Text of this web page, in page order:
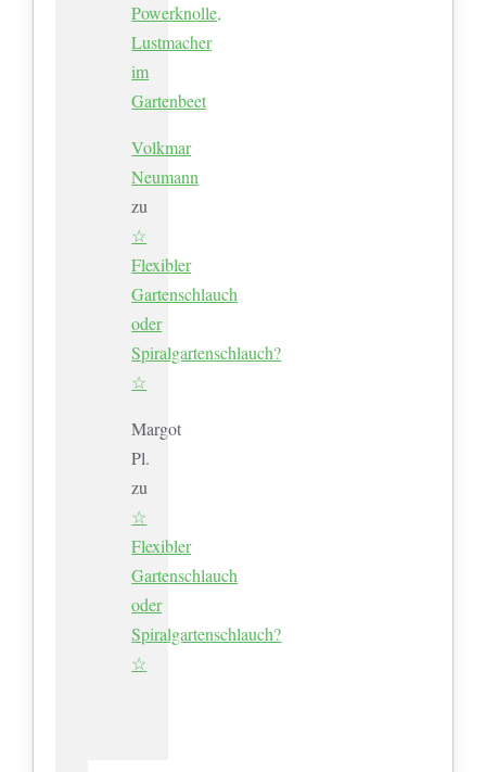
Powerknolle,
Lustmacher
im
Gartenbeet
Volkmar
Neumann
zu
☆
Flexibler
Gartenschlauch
oder
Spiralgartenschlauch?
☆
Margot
Pl.
zu
☆
Flexibler
Gartenschlauch
oder
Spiralgartenschlauch?
☆